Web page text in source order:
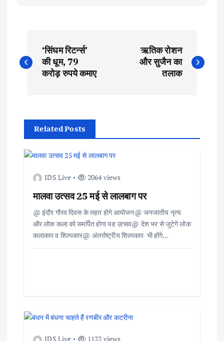
o
t
n
a
‘सिंघम रिटर्न्‍स’
की धूम, 79
करोड़ रुपये कमाए
ऋतिक रोशन
और सुजैन का
तलाक
Related Posts
IDS Live 2064 views
मालवा उत्सव 25 मई से लालबाग पर
@ इंदौर गौरव दिवस के तहत होगे आयोजन@ जनजातीय नृत्य
और लोक कला को समर्पित होगा यह उत्सव@ देश भर से जुटेगे लोक
कलाकार व शिल्पकार@ अंतर्राष्ट्रीय शिल्पकार भी होंगे…
IDS Live 1122 views